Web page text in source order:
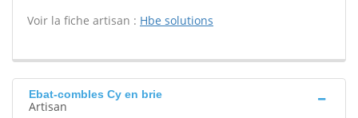
Voir la fiche artisan : Hbe solutions
Ebat-combles Cy en brie
Artisan